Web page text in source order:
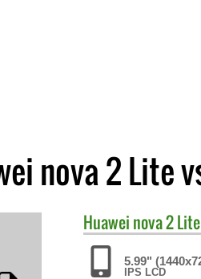
nova 2 Lite
Huawei nova 2 Lite
5.99"
IPS LCD